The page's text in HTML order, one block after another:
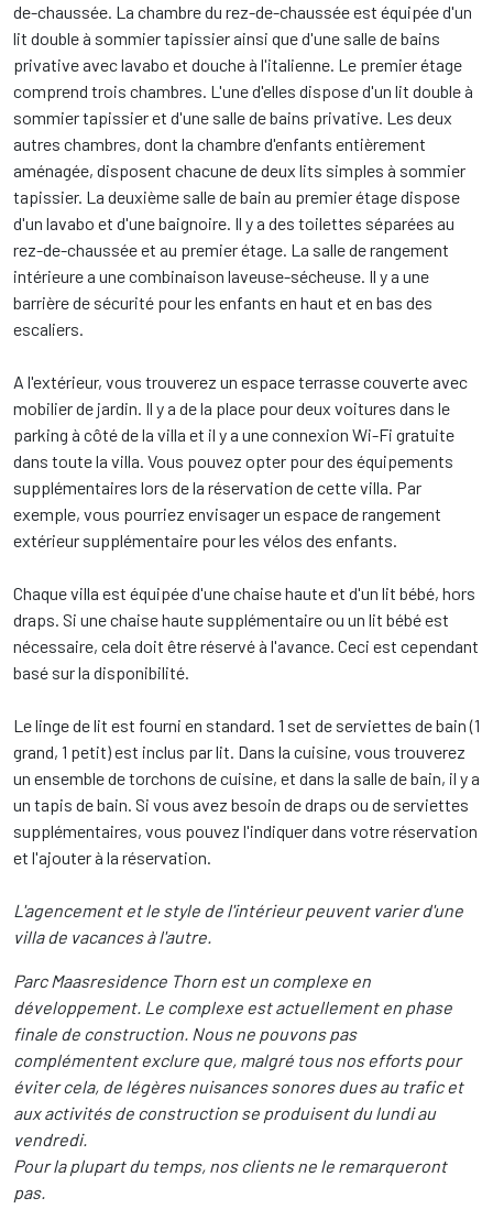
de-chaussée. La chambre du rez-de-chaussée est équipée d'un
lit double à sommier tapissier ainsi que d'une salle de bains
privative avec lavabo et douche à l'italienne. Le premier étage
comprend trois chambres. L'une d'elles dispose d'un lit double à
sommier tapissier et d'une salle de bains privative. Les deux
autres chambres, dont la chambre d'enfants entièrement
aménagée, disposent chacune de deux lits simples à sommier
tapissier. La deuxième salle de bain au premier étage dispose
d'un lavabo et d'une baignoire. Il y a des toilettes séparées au
rez-de-chaussée et au premier étage. La salle de rangement
intérieure a une combinaison laveuse-sécheuse. Il y a une
barrière de sécurité pour les enfants en haut et en bas des
escaliers.
A l'extérieur, vous trouverez un espace terrasse couverte avec
mobilier de jardin. Il y a de la place pour deux voitures dans le
parking à côté de la villa et il y a une connexion Wi-Fi gratuite
dans toute la villa. Vous pouvez opter pour des équipements
supplémentaires lors de la réservation de cette villa. Par
exemple, vous pourriez envisager un espace de rangement
extérieur supplémentaire pour les vélos des enfants.
Chaque villa est équipée d'une chaise haute et d'un lit bébé, hors
draps. Si une chaise haute supplémentaire ou un lit bébé est
nécessaire, cela doit être réservé à l'avance. Ceci est cependant
basé sur la disponibilité.
Le linge de lit est fourni en standard. 1 set de serviettes de bain (1
grand, 1 petit) est inclus par lit. Dans la cuisine, vous trouverez
un ensemble de torchons de cuisine, et dans la salle de bain, il y a
un tapis de bain. Si vous avez besoin de draps ou de serviettes
supplémentaires, vous pouvez l'indiquer dans votre réservation
et l'ajouter à la réservation.
L'agencement et le style de l'intérieur peuvent varier d'une
villa de vacances à l'autre.
Parc Maasresidence Thorn est un complexe en
développement. Le complexe est actuellement en phase
finale de construction. Nous ne pouvons pas
complémentent exclure que, malgré tous nos efforts pour
éviter cela, de légères nuisances sonores dues au trafic et
aux activités de construction se produisent du lundi au
vendredi.
Pour la plupart du temps, nos clients ne le remarqueront
pas.